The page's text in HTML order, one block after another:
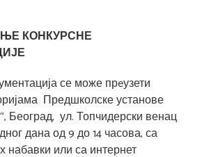
КОНКУРСНЕ
се може прeузети
Предшколске установе
Београд, ул. Топчидерски венац
дана од 9 до 14 часова, са
набавки или са интернет